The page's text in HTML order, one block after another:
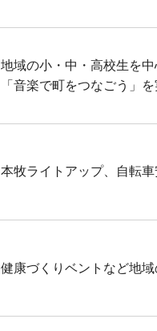
地域の小・中・高校生を
「音楽で町をつなごう」を
本牧ライトアップ、自転
健康づくりベントなど地